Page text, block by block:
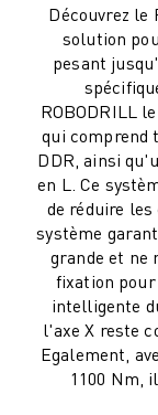
Découvrez le
solution
pesant
ROBODRILL
qui comprend
DDR, ainsi
en L. Ce
de réduire
système
grande et ne
fixation
intelligente
l'axe X reste
Egalement,
1100 Nm,